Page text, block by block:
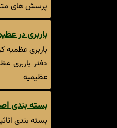
پرسش های
باربری در
باربری عظمیه
دفتر باربری
عظیمیه
بسته بندی
بسته بندی اثاثیه | 88015012 |